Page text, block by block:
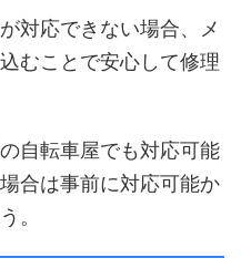
対応できない場合、メ
むことで安心して修理
自転車屋でも対応可能
合は事前に対応可能か
。